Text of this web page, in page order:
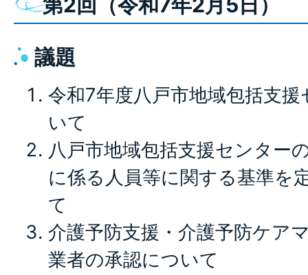
議題
令和7年度八戸市地域包括支
いて
八戸市地域包括支援センター
に係る人員等に関する基準を
て
介護予防支援・介護予防ケア
業者の承認について